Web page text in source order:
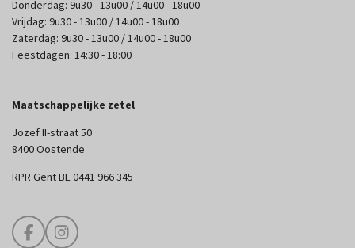
Donderdag: 9u30 - 13u00 / 14u00 - 18u00
Vrijdag: 9u30 - 13u00 / 14u00 - 18u00
Zaterdag: 9u30 - 13u00 / 14u00 - 18u00
Feestdagen: 14:30 - 18:00
Maatschappelijke zetel
Jozef II-straat 50
8400 Oostende
RPR Gent BE 0441 966 345
F
I